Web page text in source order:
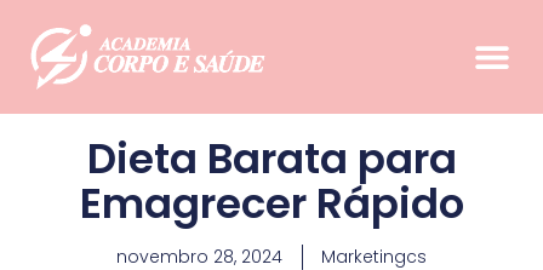
Dieta Barata para
Emagrecer Rápido
novembro 28, 2024 Marketingcs